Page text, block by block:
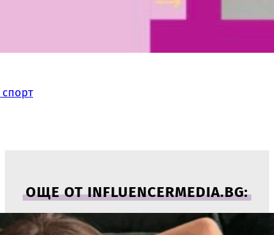
ОЩЕ ОТ INFLUENCERMEDIA.BG: